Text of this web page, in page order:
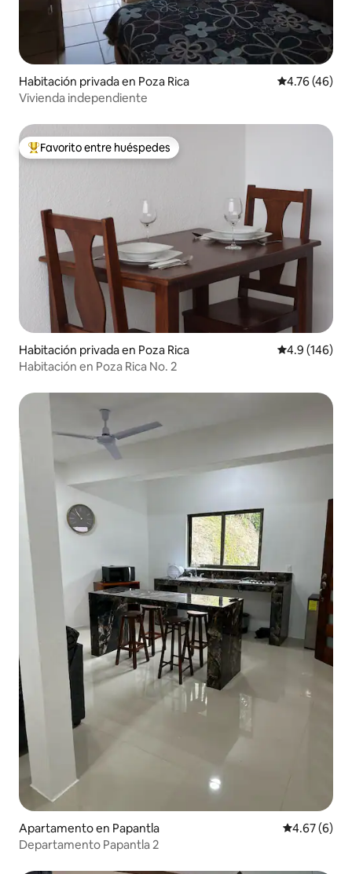
Habitación privada en Poza Rica Calificación
4.76 (46)
Vivienda independiente
Favorito entre huéspedes preferido
Favorito entre huéspedes
Habitación privada en Poza Rica Calificación
4.9 (146)
Habitación en Poza Rica No. 2
Apartamento en Papantla Calificación
4.67 (6)
Departamento Papantla 2